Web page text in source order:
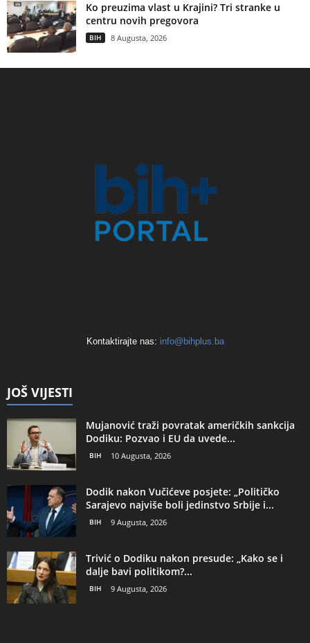
Ko preuzima vlast u Krajini? Tri stranke u
centru novih pregovora
BIH 8 Augusta, 2026
Kontaktirajte nas: info@bihplus.ba
JOŠ VIJESTI
Mujanović traži povratak američkih sankcija
Dodiku: Pozvao i EU da uvede...
BIH 10 Augusta, 2026
Dodik nakon Vučićeve posjete: „Političko
Sarajevo najviše boli jedinstvo Srbije i...
BIH 9 Augusta, 2026
Trivić o Dodiku nakon presude: „Kako se i
dalje bavi politikom?...
BIH 9 Augusta, 2026